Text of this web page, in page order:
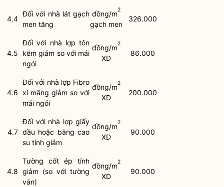
4.4
Đối với nhà lát gạch
men tăng
đồng/m2
gạch men
326.000
4.5
Đối với nhà lợp tôn
kẽm giảm so với mái
ngói
đồng/m2
XD
86.000
4.6
Đối với nhà lợp Fibro
xi măng giảm so với
mái ngói
đồng/m2
XD
200.000
4.7
Đối với nhà lợp giấy
dầu hoặc bằng cao
su tính giảm
đồng/m2
XD
90.000
4.8
Tường cốt ép tính
giảm (so với tường
ván)
đồng/m2
XD
90.000